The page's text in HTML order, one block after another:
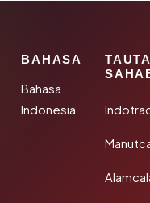
BAHASA
Bahasa
Indonesia